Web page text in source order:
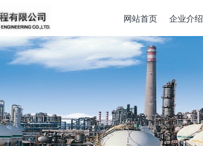
网站首页 企业介绍